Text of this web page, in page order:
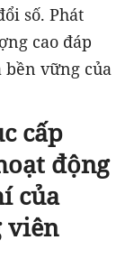
số. Phát
cao đáp
vững của
cấp
động
của
viên